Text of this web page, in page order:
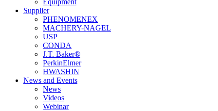
Equipment
Supplier
PHENOMENEX
MACHERY-NAGEL
USP
CONDA
J.T. Baker®
PerkinElmer
HWASHIN
News and Events
News
Videos
Webinar